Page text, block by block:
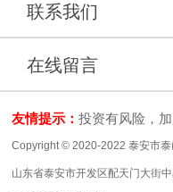
联系我们
在线留言
友情提示：投资有风险，
Copyright © 2020-2022 泰安市泰
山东省泰安市开发区配天门大街